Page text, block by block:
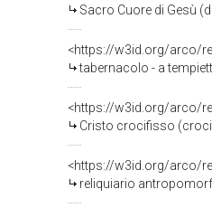
Sacro Cuore di Gesù
<https://w3id.org/arco/
tabernacolo - a
<https://w3id.org/arco/
Cristo crocifisso
<https://w3id.org/arco/
reliquiario